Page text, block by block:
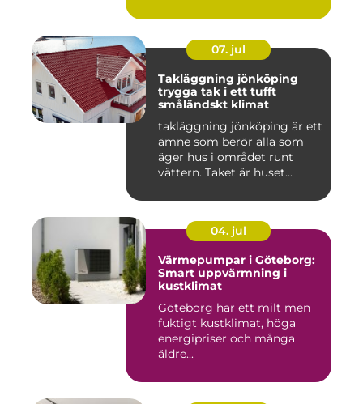
07. jul
Takläggning jönköping
trygga tak i ett tufft
småländskt klimat
takläggning jönköping är ett
ämne som berör alla som
äger hus i området runt
vättern. Taket är huset...
04. jul
Värmepumpar i Göteborg:
Smart uppvärmning i
kustklimat
Göteborg har ett milt men
fuktigt kustklimat, höga
energipriser och många
äldre...